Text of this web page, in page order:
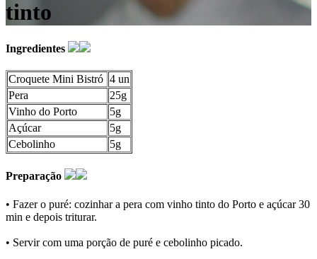
tinto
Ingredientes
Croquete Mini Bistró 4 un
Pera
25g
Vinho do Porto
5g
Açúcar
5g
Cebolinho
5g
Preparação
• Fazer o puré: cozinhar a pera com vinho tinto do Porto e açúcar 30
min e depois triturar.
• Servir com uma porção de puré e cebolinho picado.